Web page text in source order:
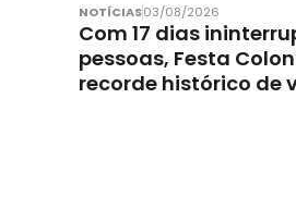
NOTÍCIAS03/08/2026
Com 17 dias
pessoas, Festa
recorde histórico de